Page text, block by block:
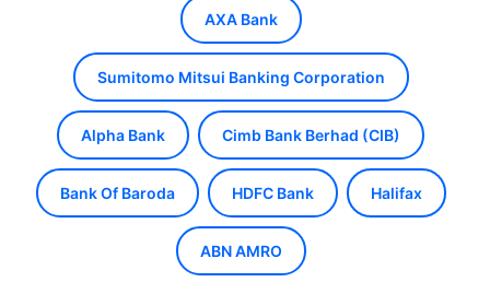
AXA Bank
Sumitomo Mitsui Banking Corporation
Alpha Bank Cimb Bank Berhad (CIB)
Bank Of Baroda HDFC Bank Halifax
ABN AMRO